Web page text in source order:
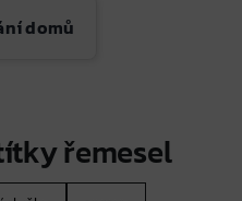
domů
řemesel